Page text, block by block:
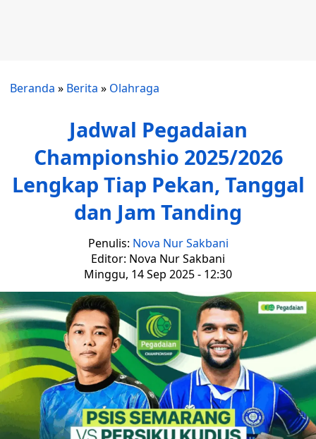
Beranda » Berita » Olahraga
Jadwal Pegadaian
Championshio 2025/2026
Lengkap Tiap Pekan, Tanggal
dan Jam Tanding
Penulis: Nova Nur Sakbani
Editor: Nova Nur Sakbani
Minggu, 14 Sep 2025 - 12:30